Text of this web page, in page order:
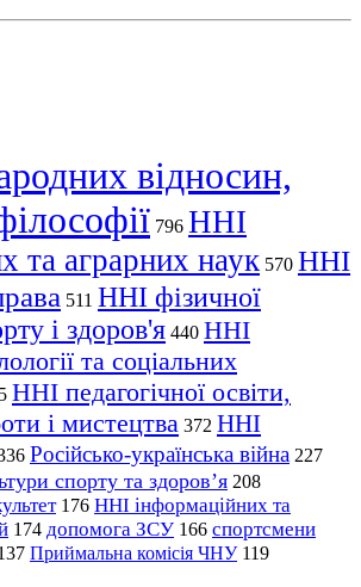
відносин,
796 ННІ
та аграрних наук 570 ННІ
511 ННІ фізичної
і здоров'я 440 ННІ
та соціальних
ННІ педагогічної освіти,
і мистецтва 372 ННІ
Російсько-українська війна 227
спорту та здоров’я 208
176 ННІ інформаційних та
174 допомога ЗСУ 166 спортсмени
Приймальна комісія ЧНУ 119